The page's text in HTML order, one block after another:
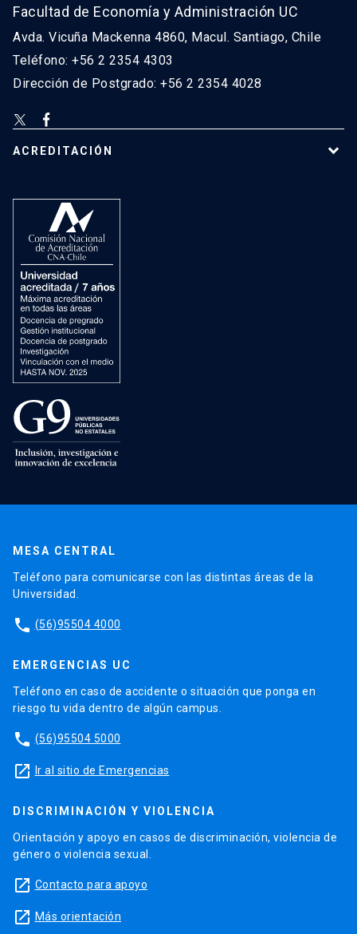
Facultad de Economía y Administración UC
Avda. Vicuña Mackenna 4860, Macul. Santiago, Chile
Teléfono: +56 2 2354 4303
Dirección de Postgrado: +56 2 2354 4028
ACREDITACIÓN
MESA CENTRAL
Teléfono para comunicarse con las distintas áreas de la
Universidad.
phone (56)95504 4000
EMERGENCIAS UC
Teléfono en caso de accidente o situación que ponga en
riesgo tu vida dentro de algún campus.
phone (56)95504 5000
launch Ir al sitio de Emergencias
DISCRIMINACIÓN Y VIOLENCIA
Orientación y apoyo en casos de discriminación, violencia de
género o violencia sexual.
launch Contacto para apoyo
launch Más orientación